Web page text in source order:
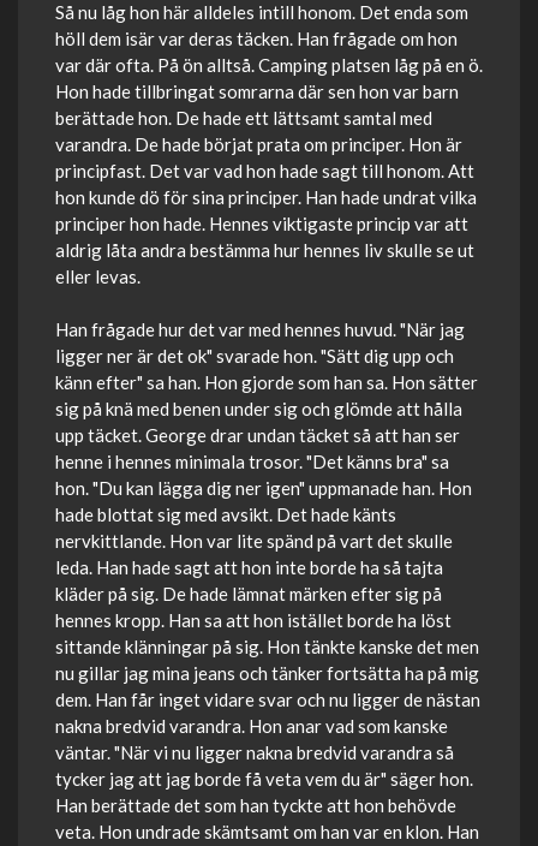
Så nu låg hon här alldeles intill honom. Det enda som
höll dem isär var deras täcken. Han frågade om hon
var där ofta. På ön alltså. Camping platsen låg på en ö.
Hon hade tillbringat somrarna där sen hon var barn
berättade hon. De hade ett lättsamt samtal med
varandra. De hade börjat prata om principer. Hon är
principfast. Det var vad hon hade sagt till honom. Att
hon kunde dö för sina principer. Han hade undrat vilka
principer hon hade. Hennes viktigaste princip var att
aldrig låta andra bestämma hur hennes liv skulle se ut
eller levas.
Han frågade hur det var med hennes huvud. "När jag
ligger ner är det ok" svarade hon. "Sätt dig upp och
känn efter" sa han. Hon gjorde som han sa. Hon sätter
sig på knä med benen under sig och glömde att hålla
upp täcket. George drar undan täcket så att han ser
henne i hennes minimala trosor. "Det känns bra" sa
hon. "Du kan lägga dig ner igen" uppmanade han. Hon
hade blottat sig med avsikt. Det hade känts
nervkittlande. Hon var lite spänd på vart det skulle
leda. Han hade sagt att hon inte borde ha så tajta
kläder på sig. De hade lämnat märken efter sig på
hennes kropp. Han sa att hon istället borde ha löst
sittande klänningar på sig. Hon tänkte kanske det men
nu gillar jag mina jeans och tänker fortsätta ha på mig
dem. Han får inget vidare svar och nu ligger de nästan
nakna bredvid varandra. Hon anar vad som kanske
väntar. "När vi nu ligger nakna bredvid varandra så
tycker jag att jag borde få veta vem du är" säger hon.
Han berättade det som han tyckte att hon behövde
veta. Hon undrade skämtsamt om han var en klon. Han